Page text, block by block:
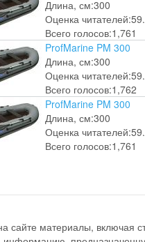
Длина, см:300
Оценка читателей:
Всего голосов:1,761
ProfMarine PM 300
Длина, см:300
Оценка читателей:
Всего голосов:1,762
ProfMarine PM 300
Длина, см:300
Оценка читателей:
Всего голосов:1,761
сайте материалы, включая